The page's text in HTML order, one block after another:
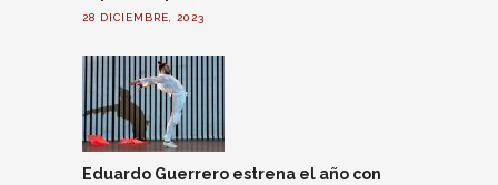
28 DICIEMBRE, 2023
Eduardo Guerrero estrena el año con